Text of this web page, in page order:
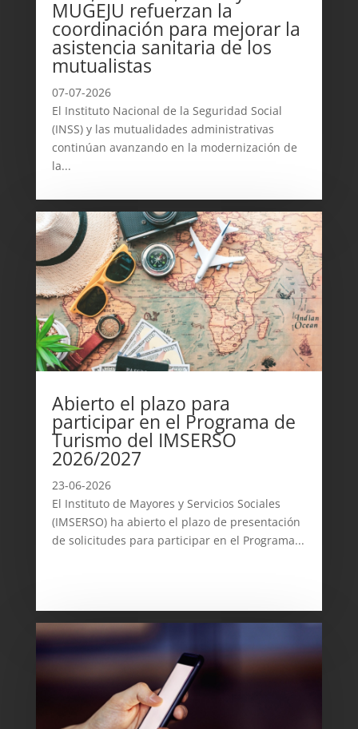
MUGEJU refuerzan la
coordinación para mejorar la
asistencia sanitaria de los
mutualistas
07-07-2026
El Instituto Nacional de la Seguridad Social
(INSS) y las mutualidades administrativas
continúan avanzando en la modernización de
la...
Abierto el plazo para
participar en el Programa de
Turismo del IMSERSO
2026/2027
23-06-2026
El Instituto de Mayores y Servicios Sociales
(IMSERSO) ha abierto el plazo de presentación
de solicitudes para participar en el Programa...